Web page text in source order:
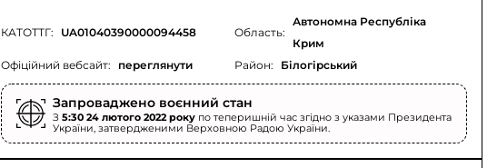
КАТОТТГ: UA01040390000094458
Офіційний вебсайт: переглянути
Область:
Автономна Республіка
Крим
Район:
Білогірський
Запроваджено воєнний стан
З5:30 24 лютого 2022 року по теперишній час згідно з указами Президента
України, затвердженими Верховною Радою України.